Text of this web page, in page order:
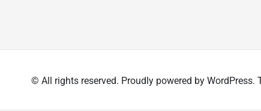
© All rights reserved. Proudly powered by WordPress.